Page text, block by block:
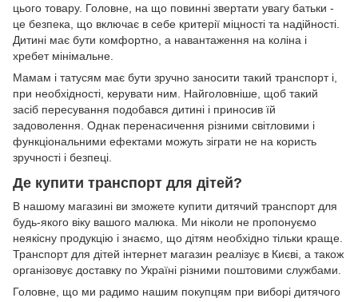
цього товару. Головне, на що повинні звертати увагу батьки -
це безпека, що включає в себе критерії міцності та надійності.
Дитині має бути комфортно, а навантаження на коліна і
хребет мінімальне.
Мамам і татусям має бути зручно заносити такий транспорт і,
при необхідності, керувати ним. Найголовніше, щоб такий
засіб пересування подобався дитині і приносив їй
задоволення. Однак перенасичення різними світловими і
функціональними ефектами можуть зіграти не на користь
зручності і безпеці.
Де купити транспорт для дітей?
В нашому магазині ви зможете купити дитячий транспорт для
будь-якого віку вашого малюка. Ми ніколи не пропонуємо
неякісну продукцію і знаємо, що дітям необхідно тільки краще.
Транспорт для дітей інтернет магазин реалізує в Києві, а також
організовує доставку по Україні різними поштовими службами.
Головне, що ми радимо нашим покупцям при виборі дитячого